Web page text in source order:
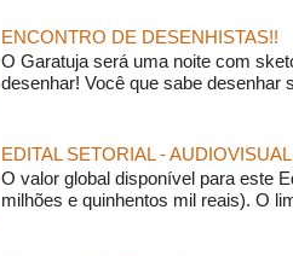
ENCONTRO DE DESENHISTAS!!
O Garatuja será uma noite com
desenhar! Você que sabe desenhar
EDITAL SETORIAL - AUDIOVISUAL
O valor global disponível para este
milhões e quinhentos mil reais). O